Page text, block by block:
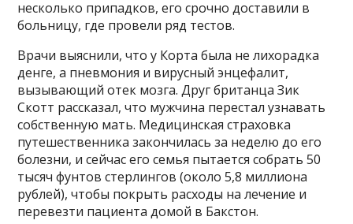
несколько припадков, его срочно доставили в
больницу, где провели ряд тестов.
Врачи выяснили, что у Корта была не лихорадка
денге, а пневмония и вирусный энцефалит,
вызывающий отек мозга. Друг британца Зик
Скотт рассказал, что мужчина перестал узнавать
собственную мать. Медицинская страховка
путешественника закончилась за неделю до его
болезни, и сейчас его семья пытается собрать 50
тысяч фунтов стерлингов (около 5,8 миллиона
рублей), чтобы покрыть расходы на лечение и
перевезти пациента домой в Бакстон.